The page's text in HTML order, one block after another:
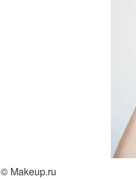
© Makeup.ru